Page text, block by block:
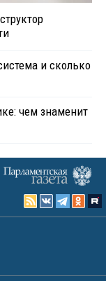
и сколько
чем знаменит